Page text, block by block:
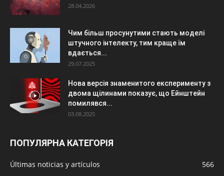
28.04.2026
Чим більш просунутими стають моделі
штучного інтелекту, тим краще їм
вдається...
29.07.2025
Нова версія знаменитого експерименту з
двома щілинами показує, що Ейнштейн
помилявся...
03.08.2025
ПОПУЛЯРНА КАТЕГОРІЯ
Últimas noticias y artículos 566